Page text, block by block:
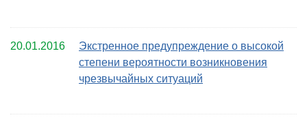
20.01.2016
Экстренное предупреждение о высокой
степени вероятности возникновения
чрезвычайных ситуаций